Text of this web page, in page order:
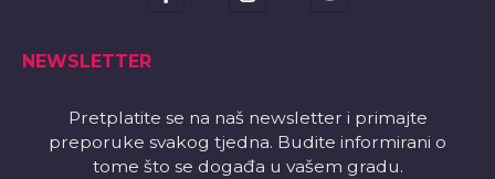
NEWSLETTER
Pretplatite se na naš newsletter i primajte
preporuke svakog tjedna. Budite informirani o
tome što se događa u vašem gradu.